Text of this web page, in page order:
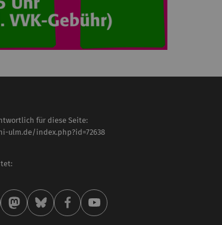
für diese Seite:
ulm.de/index.php?id=72638